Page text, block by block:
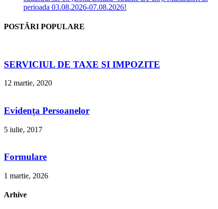
perioada 03.08.2026-07.08.2026!
POSTĂRI POPULARE
SERVICIUL DE TAXE SI IMPOZITE
12 martie, 2020
Evidența Persoanelor
5 iulie, 2017
Formulare
1 martie, 2026
Arhive